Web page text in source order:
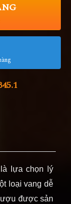
là lựa chọn lý
loại vang dễ
được sản